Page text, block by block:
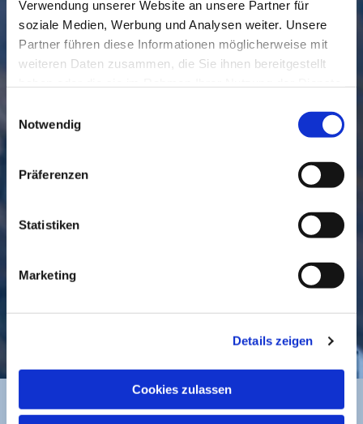
Verwendung unserer Website an unsere Partner für
soziale Medien, Werbung und Analysen weiter. Unsere
Partner führen diese Informationen möglicherweise mit
weiteren Daten zusammen, die Sie ihnen bereitgestellt
Notwendig
Präferenzen
Statistiken
Marketing
Details zeigen
Cookies zulassen
GEMEINDE BESUCHEN